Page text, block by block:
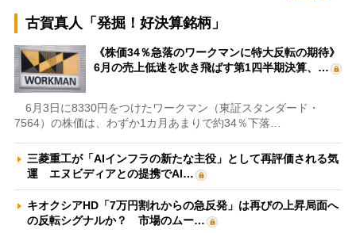
古賀真人「発掘！好決算銘柄」
《株価34％急落のワークマンに特大反転の期待》
6月の売上低迷を吹き飛ばす第1四半期決算、…
6月3日に8330円をつけたワークマン（東証スタンダード・
7564）の株価は、わずか1カ月あまりで約34％下落…
三菱重工が「AIインフラの新たな主役」として再評価される気
運 エヌビディアとの提携でAI…
キオクシアHD「7万円割れからの急反発」は再びの上昇局面へ
の反転シグナルか？ 市場のムー…